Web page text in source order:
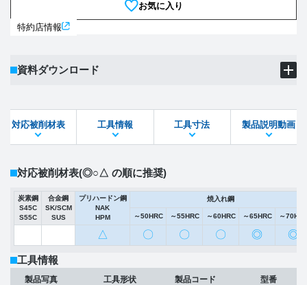
お気に入り
特約店情報
資料ダウンロード
STEPファイル DXFファイル
対応被削材表 工具情報 工具寸法 製品説明動画
対応被削材表(◎○△ の順に推奨)
炭素鋼
S45C
S55C
合金鋼
SK/SCM
SUS
プリハードン鋼
NAK
HPM
焼入れ鋼
～50HRC ～55HRC ～60HRC ～65HRC ～
△ 〇 〇 〇 ◎ ◎
工具情報
製品写真 工具形状 製品コード 型番